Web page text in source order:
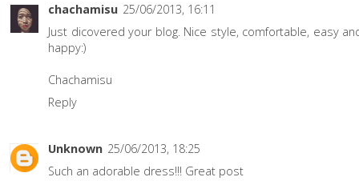
chachamisu 25/06/2013, 16:11
Just dicovered your blog. Nice style, comfortable, easy
happy:)
Chachamisu
Reply
Unknown 25/06/2013, 18:25
Such an adorable dress!!! Great post